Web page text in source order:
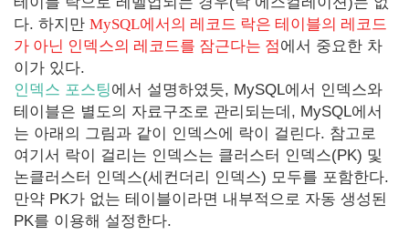
다. 하지만 MySQL에서의 레코드 락은 테이블의 레코드
가 아닌 인덱스의 레코드를 잠근다는 점에서 중요한 차
이가 있다.
인덱스 포스팅에서 설명하였듯, MySQL에서 인덱스와
테이블은 별도의 자료구조로 관리되는데, MySQL에서
는 아래의 그림과 같이 인덱스에 락이 걸린다. 참고로
여기서 락이 걸리는 인덱스는 클러스터 인덱스(PK) 및
논클러스터 인덱스(세컨더리 인덱스) 모두를 포함한다.
만약 PK가 없는 테이블이라면 내부적으로 자동 생성된
PK를 이용해 설정한다.